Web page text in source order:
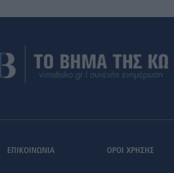
ΕΠΙΚΟΙΝΩΝΙΑ ΟΡΟΙ ΧΡΗΣΗΣ